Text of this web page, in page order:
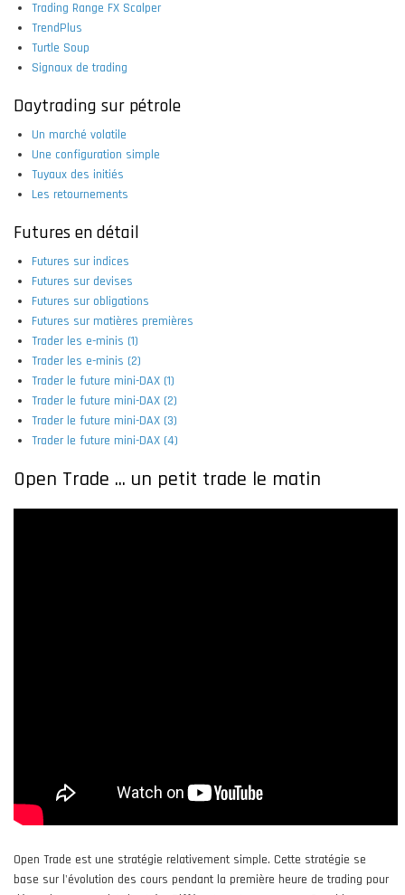
Trading Range FX Scalper
TrendPlus
Turtle Soup
Signaux de trading
Daytrading sur pétrole
Un marché volatile
Une configuration simple
Tuyaux des initiés
Les retournements
Futures en détail
Futures sur indices
Futures sur devises
Futures sur obligations
Futures sur matières premières
Trader les e-minis (1)
Trader les e-minis (2)
Trader le future mini-DAX (1)
Trader le future mini-DAX (2)
Trader le future mini-DAX (3)
Trader le future mini-DAX (4)
Open Trade ... un petit trade le matin
Open Trade est une stratégie relativement simple. Cette stratégie se
base sur l'évolution des cours pendant la première heure de trading pour